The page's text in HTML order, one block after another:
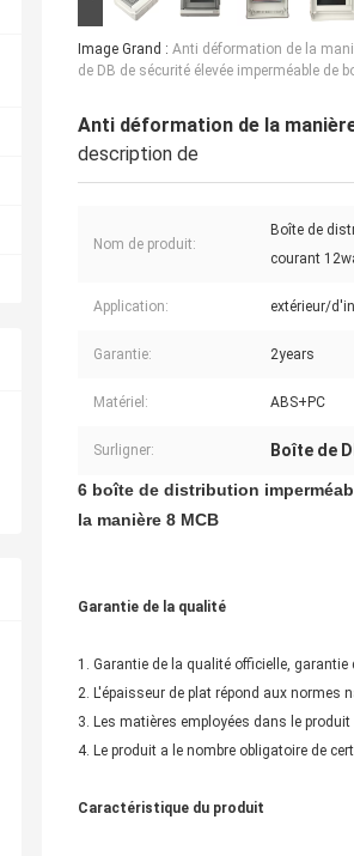
Image Grand : Anti déformation de la
de DB de sécurité élevée imperméable de
Anti déformation de la
description de
Nom de produit:
Boîte de
courant
Application: extérieur/
Garantie: 2years
Matériel: ABS+PC
Surligner: Boîte de
6 boîte de distribution
la manière 8 MCB
Garantie de la qualité
1. Garantie de la qualité officielle, garantie
2. L'épaisseur de plat répond aux normes
3. Les matières employées dans le
4. Le produit a le nombre obligatoire de
Caractéristique du produit